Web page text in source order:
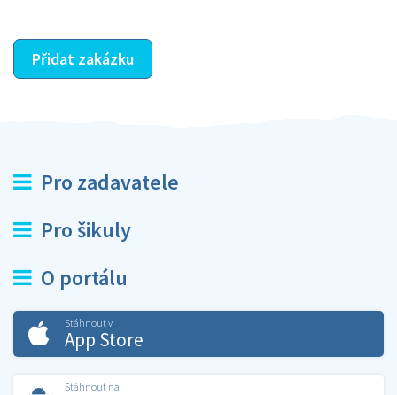
Přidat zakázku
Pro zadavatele
Pro šikuly
O portálu
Stáhnout v
App Store
Stáhnout na